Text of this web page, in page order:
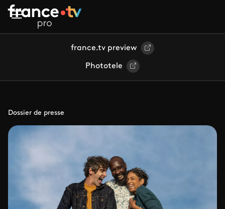
Aller au contenu principal
france.tv preview
Phototele
Dossier de presse